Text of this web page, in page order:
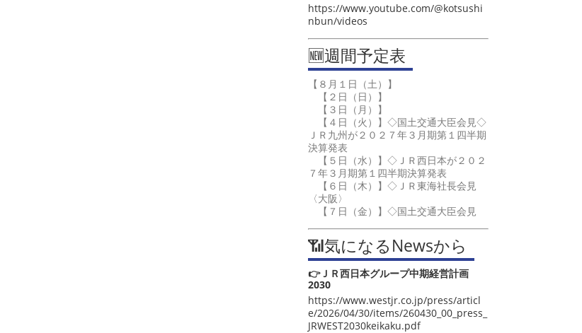
https://www.youtube.com/@kotsushi
nbun/videos
🆕週間予定表
【８月１日（土）】
【２日（日）】
【３日（月）】
【４日（火）】◇国土交通大臣会見◇
ＪＲ九州が２０２７年３月期第１四半期
決算発表
【５日（水）】◇ＪＲ西日本が２０２
７年３月期第１四半期決算発表
【６日（木）】◇ＪＲ東海社長会見
〈大阪〉
【７日（金）】◇国土交通大臣会見
📶気になるNewsから
👉ＪＲ西日本グループ中期経営計画
2030
https://www.westjr.co.jp/press/articl
e/2026/04/30/items/260430_00_press_
JRWEST2030keikaku.pdf